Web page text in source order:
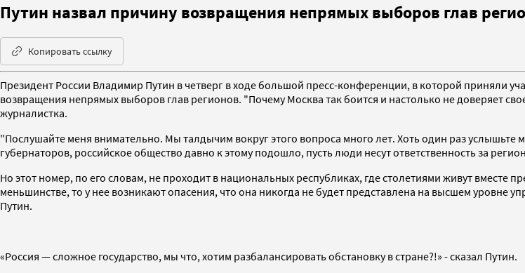
Путин назвал причину возвращения непрямых выборов глав
Копировать ссылку
Президент России Владимир Путин в четверг в ходе большой пресс-конференции, в которой приняли
возвращения непрямых выборов глав регионов. "Почему Москва так боится и настолько не доверяет
журналистка.
"Послушайте меня внимательно. Мы талдычим вокруг этого вопроса много лет. Хоть один раз
губернаторов, российское общество давно к этому подошло, пусть люди несут ответственность за
Но этот номер, по его словам, не проходит в национальных республиках, где столетиями живут вместе
меньшинстве, то у нее возникают опасения, что она никогда не будет представлена на высшем уровне
Путин.
«Россия — сложное государство, мы что, хотим разбалансировать обстановку в стране?!» - сказал Путин.